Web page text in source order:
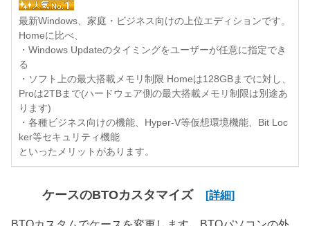
最新Windows、家庭・ビジネス向けの上位エディションです。
Homeに比べ、
・Windows Updateのタイミングをユーザーが任意に指定でき
る
・ソフト上の最大搭載メモリ制限 Homeは128GBまでに対し、
Proは2TBまで(ハードウェア側の最大搭載メモリ制限は別途あ
ります)
・各種ビジネス向けの機能、Hyper-V等仮想環境機能、Bit Loc
ker等セキュリティ機能
といったメリットがあります。
ケースのBTOカスタマイズ [詳細]